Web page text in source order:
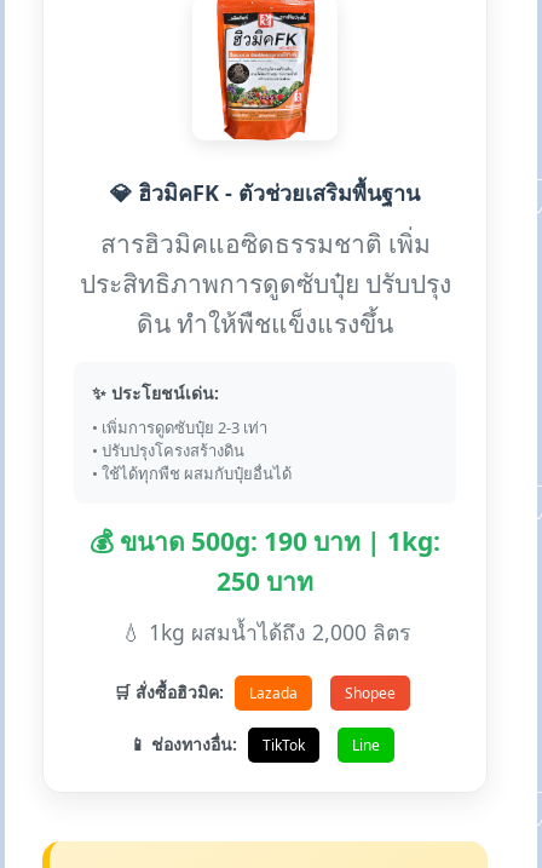
💎 ฮิวมิคFK - ตัวช่วยเสริมพื้นฐาน
สารฮิวมิคแอซิดธรรมชาติ เพิ่ม
ประสิทธิภาพการดูดซับปุ๋ย ปรับปรุง
ดิน ทำให้พืชแข็งแรงขึ้น
✨ ประโยชน์เด่น:
• เพิ่มการดูดซับปุ๋ย 2-3 เท่า
• ปรับปรุงโครงสร้างดิน
• ใช้ได้ทุกพืช ผสมกับปุ๋ยอื่นได้
💰 ขนาด 500g: 190 บาท | 1kg:
250 บาท
💧 1kg ผสมน้ำได้ถึง 2,000 ลิตร
🛒 สั่งซื้อฮิวมิค: Lazada Shopee
📱 ช่องทางอื่น: TikTok Line